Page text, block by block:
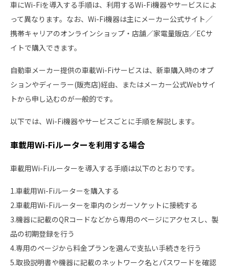
車にWi-Fiを導入する手順は、利用するWi-Fi機器やサービスによ
って異なります。なお、Wi-Fi機器は主にメーカー公式サイト／
携帯キャリアのオンラインショップ・店舗／家電量販店／ECサ
イトで購入できます。
自動車メーカー提供の車載Wi-Fiサービスは、新車購入時のオプ
ションやディーラー(販売店)経由、またはメーカー公式Webサイ
トから申し込むのが一般的です。
以下では、Wi-Fi機器やサービスごとに手順を解説します。
車載用Wi-Fiルーターを利用する場合
車載用Wi-Fiルーターを導入する手順は以下のとおりです。
1.車載用Wi-Fiルーターを購入する
2.車載用Wi-Fiルーターを車内のシガーソケットに接続する
3.機器に記載のQRコードなどから専用のページにアクセスし、製
品の初期登録を行う
4.専用のページから料金プランを選んで支払い手続きを行う
5.取扱説明書や機器に記載のネットワーク名とパスワードを確認